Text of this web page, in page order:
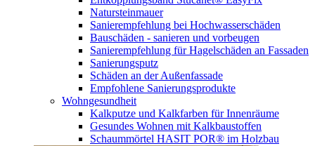
Natursteinmauer
Sanierempfehlung bei Hochwasserschäden
Bauschäden - sanieren und vorbeugen
Sanierempfehlung für Hagelschäden an Fassaden
Sanierungsputz
Schäden an der Außenfassade
Empfohlene Sanierungsprodukte
Wohngesundheit
Kalkputze und Kalkfarben für Innenräume
Gesundes Wohnen mit Kalkbaustoffen
Schaummörtel HASIT POR® im Holzbau